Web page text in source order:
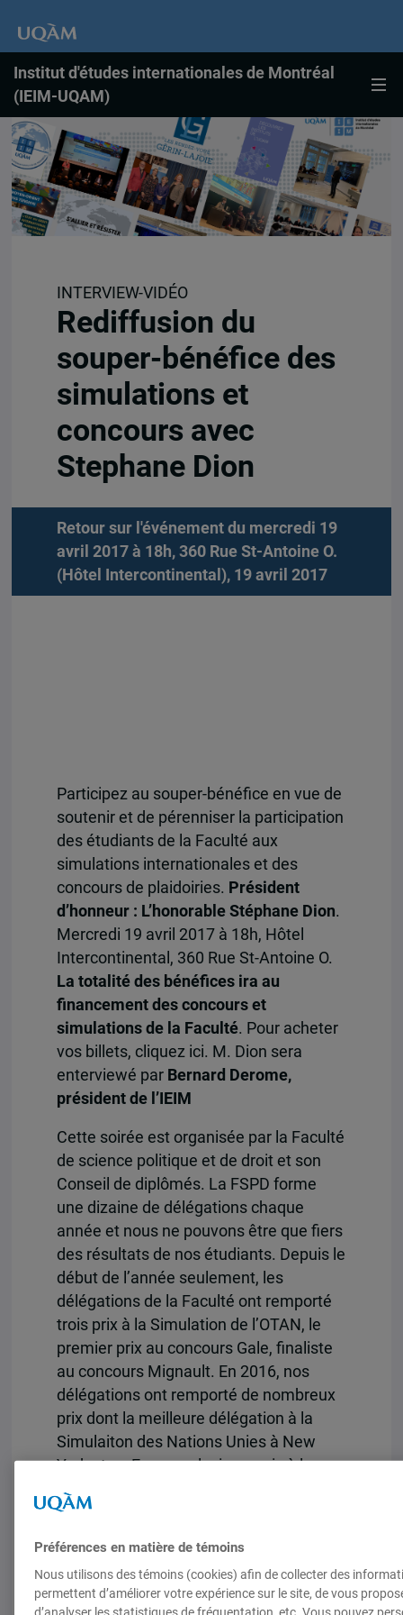
Institut d'études internationales de Montréal
(IEIM-UQAM)
INTERVIEW-VIDÉO
Rediffusion du
souper-bénéfice des
simulations et
concours avec
Stephane Dion
Retour sur l'événement du mercredi 19
avril 2017 à 18h, 360 Rue St-Antoine O.
(Hôtel Intercontinental), 19 avril 2017
Participez au souper-bénéfice en vue de
soutenir et de pérenniser la participation
des étudiants de la Faculté aux
simulations internationales et des
concours de plaidoiries. Président
d’honneur : L’honorable Stéphane Dion.
Mercredi 19 avril 2017 à 18h, Hôtel
Intercontinental, 360 Rue St-Antoine O.
La totalité des bénéfices ira au
financement des concours et
simulations de la Faculté. Pour acheter
vos billets, cliquez ici. M. Dion sera
enterviewé par Bernard Derome,
président de l’IEIM
Cette soirée est organisée par la Faculté
de science politique et de droit et son
Conseil de diplômés. La FSPD forme
une dizaine de délégations chaque
année et nous ne pouvons être que fiers
des résultats de nos étudiants. Depuis le
début de l’année seulement, les
délégations de la Faculté ont remporté
trois prix à la Simulation de l’OTAN, le
premier prix au concours Gale, finaliste
au concours Mignault. En 2016, nos
délégations ont remporté de nombreux
prix dont la meilleure délégation à la
Simulaiton des Nations Unies à New
York et en Europe, plusieurs prix à la
simulaiton de l’OTAN en plus de recevoir
une des deux médailles du Juge en chef
concours Laskin, de la meilleure équipe
au concours Pierre-Basile-Migneault et
Préférences en matière de témoins
Nous utilisons des témoins (cookies) afin de collecter des
permettent d’améliorer votre expérience sur le site, de vous